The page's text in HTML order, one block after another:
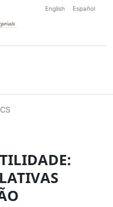
English Español